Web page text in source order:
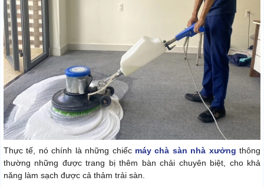
Thực tế, nó chính là những chiếc máy chà sàn nhà xưởng thông
thường những được trang bị thêm bàn chải chuyên biệt, cho khả
năng làm sạch được cả thảm trải sàn.